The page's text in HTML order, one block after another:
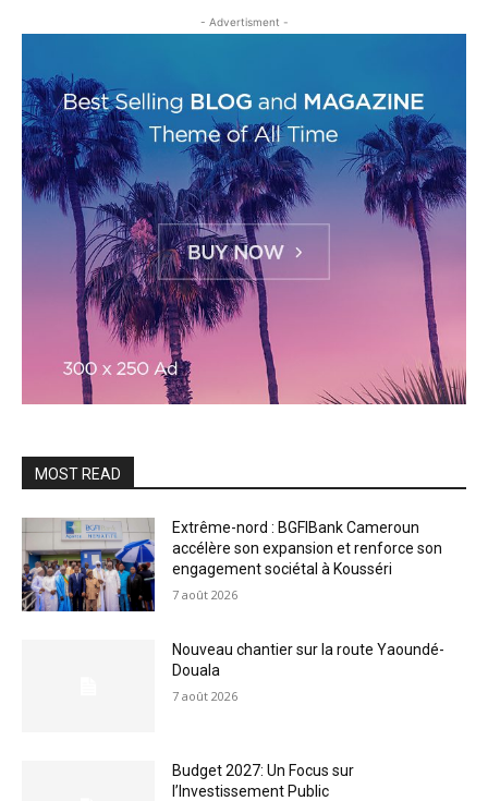
- Advertisment -
MOST READ
Extrême-nord : BGFIBank Cameroun
accélère son expansion et renforce son
engagement sociétal à Kousséri
7 août 2026
Nouveau chantier sur la route Yaoundé-
Douala
7 août 2026
Budget 2027: Un Focus sur
l’Investissement Public